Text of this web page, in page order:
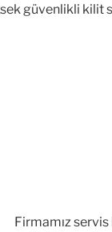
güvenlikli kilit
Firmamız